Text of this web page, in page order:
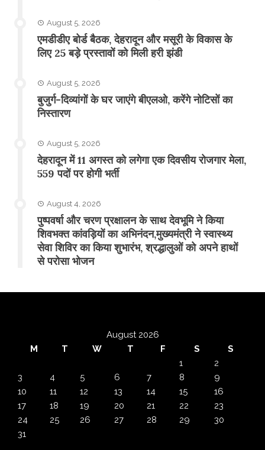
August 5, 2026
एमडीडीए बोर्ड बैठक, देहरादून और मसूरी के विकास के
लिए 25 बड़े प्रस्तावों को मिली हरी झंडी
August 5, 2026
बुजुर्ग-दिव्यांगों के घर जाएंगे बीएलओ, करेंगे नोटिसों का
निस्तारण
August 5, 2026
​देहरादून में 11 अगस्त को लगेगा एक दिवसीय रोजगार मेला,
559 पदों पर होगी भर्ती
August 4, 2026
पुष्पवर्षा और चरण प्रक्षालन के साथ देवभूमि ने किया
शिवभक्त कांवड़ियों का अभिनंदन,मुख्यमंत्री ने स्वास्थ्य
सेवा शिविर का किया शुभारंभ, श्रद्धालुओं को अपने हाथों
से परोसा भोजन
August 2026
M
T W T F S
S
1
2
3
4 5 6 7 8
9
10
11 12 13 14 15
16
17
18 19 20 21 22
23
24
25 26 27 28 29
30
31